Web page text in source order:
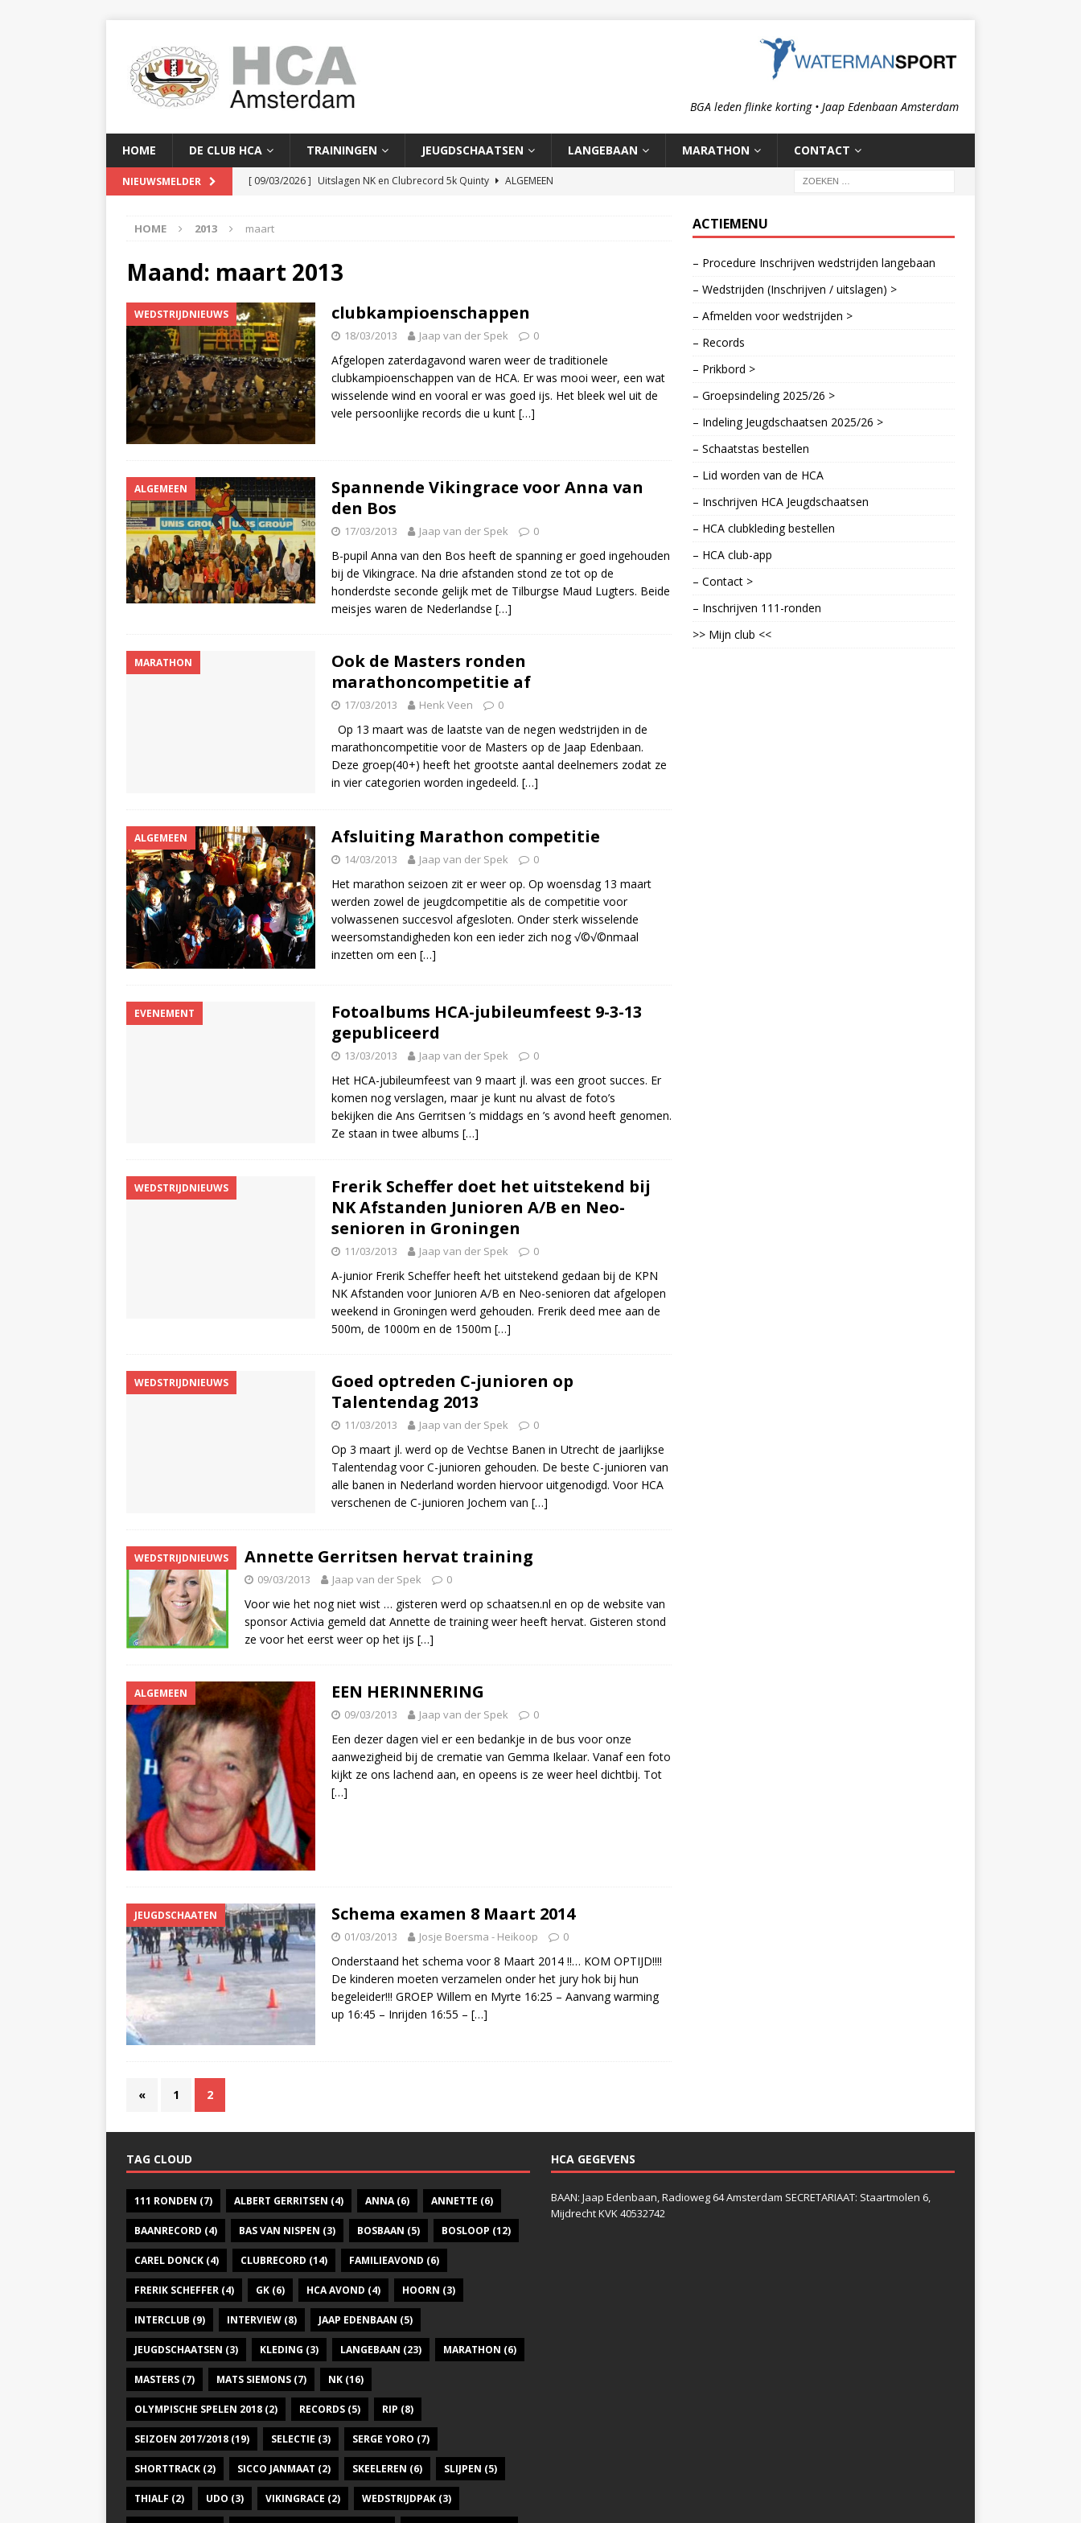
BGA leden flinke korting • Jaap Edenbaan Amsterdam
HOME DE CLUB HCA TRAININGEN JEUGDSCHAATSEN LANGEBAAN MARATHON CONTACT
NIEUWSMELDER [ 09/03/2026 ] Uitslagen NK en Clubrecord 5k Quinty
ALGEMEEN
[ 02/02/2026 ]
[ 24/01/2026 ] Baanrecords op de 700m: Meike en Sjors
HOME 2013 maart
Maand: maart 2013
WEDSTRIJDNIEUWS clubkampioenschappen
18/03/2013 Jaap van der Spek 0
Afgelopen zaterdagavond waren weer de traditionele
clubkampioenschappen van de HCA. Er was mooi weer, een wat
wisselende wind en vooral er was goed ijs. Het bleek wel uit de
vele persoonlijke records die u kunt […]
ALGEMEEN
Spannende Vikingrace voor Anna van
den Bos
17/03/2013 Jaap van der Spek 0
B-pupil Anna van den Bos heeft de spanning er goed ingehouden
bij de Vikingrace. Na drie afstanden stond ze tot op de
honderdste seconde gelijk met de Tilburgse Maud Lugters. Beide
meisjes waren de Nederlandse […]
MARATHON
Ook de Masters ronden
marathoncompetitie af
17/03/2013 Henk Veen 0
Op 13 maart was de laatste van de negen wedstrijden in de
marathoncompetitie voor de Masters op de Jaap Edenbaan.
Deze groep(40+) heeft het grootste aantal deelnemers zodat ze
in vier categorien worden ingedeeld. […]
ALGEMEEN Afsluiting Marathon competitie
14/03/2013 Jaap van der Spek 0
Het marathon seizoen zit er weer op. Op woensdag 13 maart
werden zowel de jeugdcompetitie als de competitie voor
volwassenen succesvol afgesloten. Onder sterk wisselende
weersomstandigheden kon een ieder zich nog √©√©nmaal
inzetten om een […]
EVENEMENT
Fotoalbums HCA-jubileumfeest 9-3-13
gepubliceerd
13/03/2013 Jaap van der Spek 0
Het HCA-jubileumfeest van 9 maart jl. was een groot succes. Er
komen nog verslagen, maar je kunt nu alvast de foto’s
bekijken die Ans Gerritsen ’s middags en ’s avond heeft genomen.
Ze staan in twee albums […]
WEDSTRIJDNIEUWS
Frerik Scheffer doet het uitstekend bij
NK Afstanden Junioren A/B en Neo-
senioren in Groningen
11/03/2013 Jaap van der Spek 0
A-junior Frerik Scheffer heeft het uitstekend gedaan bij de KPN
NK Afstanden voor Junioren A/B en Neo-senioren dat afgelopen
weekend in Groningen werd gehouden. Frerik deed mee aan de
500m, de 1000m en de 1500m […]
WEDSTRIJDNIEUWS
Goed optreden C-junioren op
Talentendag 2013
11/03/2013 Jaap van der Spek 0
Op 3 maart jl. werd op de Vechtse Banen in Utrecht de jaarlijkse
Talentendag voor C-junioren gehouden. De beste C-junioren van
alle banen in Nederland worden hiervoor uitgenodigd. Voor HCA
verschenen de C-junioren Jochem van […]
WEDSTRIJDNIEUWS Annette Gerritsen hervat training
09/03/2013 Jaap van der Spek 0
Voor wie het nog niet wist … gisteren werd op schaatsen.nl en op de website van
sponsor Activia gemeld dat Annette de training weer heeft hervat. Gisteren stond
ze voor het eerst weer op het ijs […]
ALGEMEEN EEN HERINNERING
09/03/2013 Jaap van der Spek 0
Een dezer dagen viel er een bedankje in de bus voor onze
aanwezigheid bij de crematie van Gemma Ikelaar. Vanaf een foto
kijkt ze ons lachend aan, en opeens is ze weer heel dichtbij. Tot
[…]
JEUGDSCHAATEN Schema examen 8 Maart 2014
01/03/2013 Josje Boersma - Heikoop 0
Onderstaand het schema voor 8 Maart 2014 !!… KOM OPTIJD!!!!
De kinderen moeten verzamelen onder het jury hok bij hun
begeleider!!! GROEP Willem en Myrte 16:25 – Aanvang warming
up 16:45 – Inrijden 16:55 – […]
« 1 2
ACTIEMENU
– Procedure Inschrijven wedstrijden langebaan
– Wedstrijden (Inschrijven / uitslagen) >
– Afmelden voor wedstrijden >
– Records
– Prikbord >
– Groepsindeling 2025/26 >
– Indeling Jeugdschaatsen 2025/26 >
– Schaatstas bestellen
– Lid worden van de HCA
– Inschrijven HCA Jeugdschaatsen
– HCA clubkleding bestellen
– HCA club-app
– Contact >
– Inschrijven 111-ronden
>> Mijn club <<
TAG CLOUD
111 RONDEN (7) ALBERT GERRITSEN (4) ANNA(6) ANNETTE (6)
BAANRECORD (4) BAS VAN NISPEN (3) BOSBAAN (5) BOSLOOP (12)
CAREL DONCK (4) CLUBRECORD (14) FAMILIEAVOND (6)
FRERIK SCHEFFER (4) GK (6) HCA AVOND (4) HOORN (3)
INTERCLUB (9) INTERVIEW (8) JAAP EDENBAAN (5)
JEUGDSCHAATSEN (3) KLEDING (3) LANGEBAAN (23) MARATHON (6)
MASTERS (7) MATS SIEMONS (7) NK (16)
OLYMPISCHE SPELEN 2018 (2) RECORDS (5) RIP (8)
SEIZOEN 2017/2018 (19) SELECTIE (3) SERGE YORO (7)
SHORTTRACK (2) SICCO JANMAAT (2) SKEELEREN (6) SLIJPEN (5)
THIALF (2) UDO (3) VIKINGRACE (2) WEDSTRIJDPAK (3)
HCA GEGEVENS
BAAN: Jaap Edenbaan, Radioweg 64 Amsterdam SECRETARIAAT: Staartmolen 6,
Mijdrecht KVK 40532742